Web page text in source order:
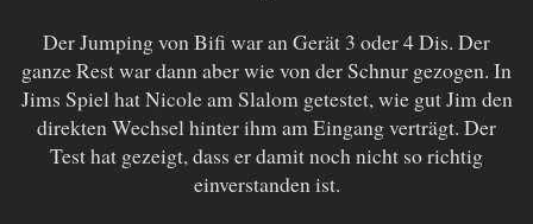
Der Jumping von Bifi war an Gerät 3 oder 4 Dis. Der
ganze Rest war dann aber wie von der Schnur gezogen. In
Jims Spiel hat Nicole am Slalom getestet, wie gut Jim den
direkten Wechsel hinter ihm am Eingang verträgt. Der
Test hat gezeigt, dass er damit noch nicht so richtig
einverstanden ist.